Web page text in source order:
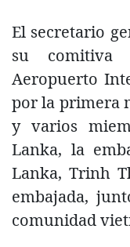
El secretario
su comitiva
Aeropuerto
por la primera
y varios
Lanka, la
Lanka, Trinh
embajada,
comunidad